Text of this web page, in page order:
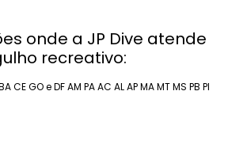
onde a JP Dive atende
recreativo:
CEGO e DFAM PAAC ALAPMAMTMS PB PI